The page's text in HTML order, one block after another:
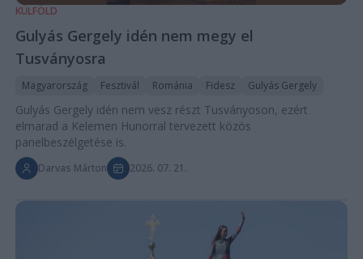
KÜLFÖLD
Gulyás Gergely idén nem megy el
Tusványosra
Magyarország Fesztivál Románia Fidesz Gulyás Gergely
Gulyás Gergely idén nem vesz részt Tusványoson, ezért
elmarad a Kelemen Hunorral tervezett közös
panelbeszélgetése is.
Darvas Márton 2026. 07. 21.